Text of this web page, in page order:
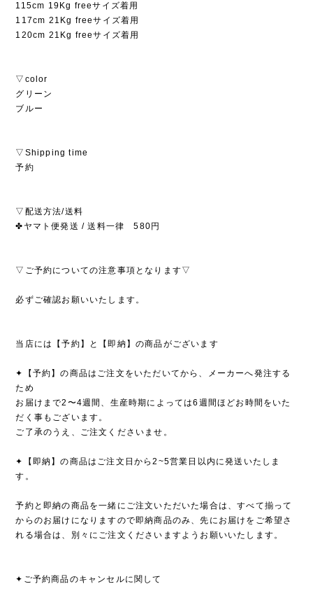
115cm 19Kg freeサイズ着用
117cm 21Kg freeサイズ着用
120cm 21Kg freeサイズ着用
▽color
グリーン
ブルー
▽Shipping time
予約
▽配送方法/送料
✤ヤマト便発送 / 送料一律 580円
▽ご予約についての注意事項となります▽
必ずご確認お願いいたします。
当店には【予約】と【即納】の商品がございます
✦【予約】の商品はご注文をいただいてから、メーカーへ発注する
ため
お届けまで2〜4週間、生産時期によっては6週間ほどお時間をいた
だく事もございます。
ご了承のうえ、ご注文くださいませ。
✦【即納】の商品はご注文日から2~5営業日以内に発送いたしま
す。
予約と即納の商品を一緒にご注文いただいた場合は、すべて揃って
からのお届けになりますので即納商品のみ、先にお届けをご希望さ
れる場合は、別々にご注文くださいますようお願いいたします。
✦ご予約商品のキャンセルに関して